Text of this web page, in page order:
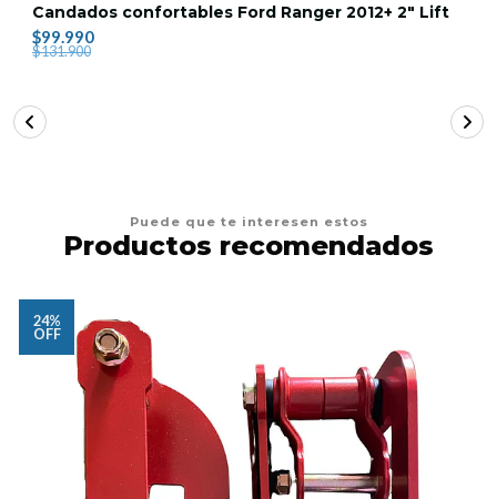
Candados confortables Ford Ranger 2012+ 2" Lift
$99.990
$131.900
Puede que te interesen estos
Productos recomendados
24%
OFF